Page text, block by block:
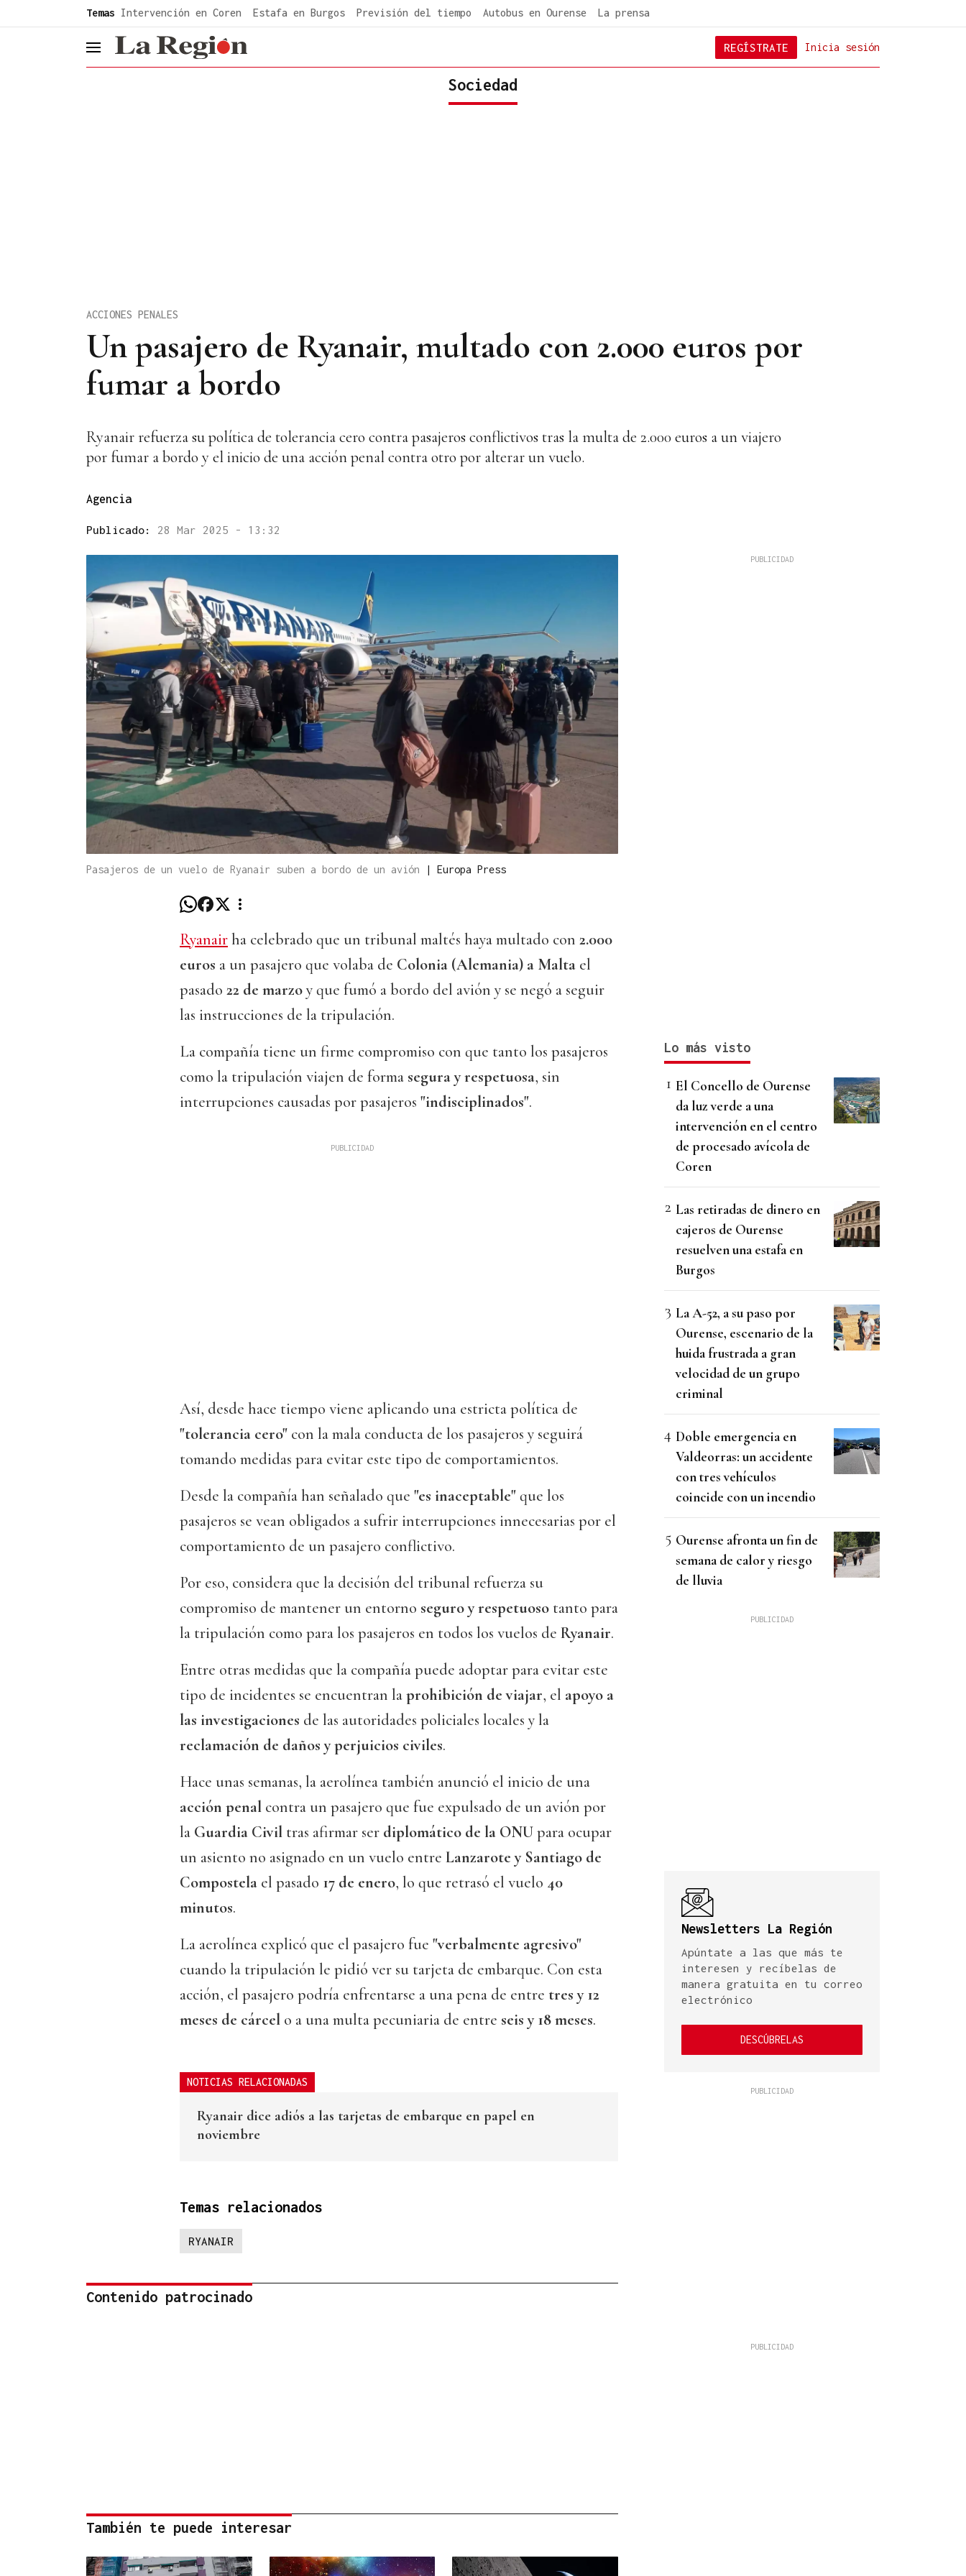
Temas Intervención en Coren Estafa en Burgos Previsión del tiempo Autobus en Ourense La prensa
header.menu.open Inicia sesión
REGÍSTRATE
Sociedad
Un pasajero de Ryanair, multado con 2.000 euros por
fumar a bordo
ACCIONES PENALES
Ryanair refuerza su política de tolerancia cero contra pasajeros conflictivos tras la multa de 2.000 euros a un viajero
por fumar a bordo y el inicio de una acción penal contra otro por alterar un vuelo.
Agencia
Publicado: 28 Mar 2025 - 13:32
Pasajeros de un vuelo de Ryanair suben a bordo de un avión | Europa Press
Ryanairha celebrado que un tribunal maltés haya multado con 2.000
euros a un pasajero que volaba de Colonia (Alemania) a Malta el
pasado 22 de marzoy que fumó a bordo del avión y se negó a seguir
las instrucciones de la tripulación.
La compañía tiene un firme compromiso con que tanto los pasajeros
como la tripulación viajen de forma segura y respetuosa, sin
interrupciones causadas por pasajeros "indisciplinados".
Así, desde hace tiempo viene aplicando una estricta política de
"tolerancia cero" con la mala conducta de los pasajeros y seguirá
tomando medidas para evitar este tipo de comportamientos.
Desde la compañía han señalado que "es inaceptable"que los
pasajeros se vean obligados a sufrir interrupciones innecesarias por el
comportamiento de un pasajero conflictivo.
Por eso, considera que la decisión del tribunal refuerza su
compromiso de mantener un entorno seguro y respetuoso tanto para
la tripulación como para los pasajeros en todos los vuelos de Ryanair.
Entre otras medidas que la compañía puede adoptar para evitar este
tipo de incidentes se encuentran laprohibición de viajar, el apoyo a
las investigaciones de las autoridades policiales locales y la
reclamación de daños y perjuicios civiles.
Hace unas semanas, la aerolínea también anunció el inicio de una
acción penal contra un pasajero que fue expulsado de un avión por
la Guardia Civil tras afirmar ser diplomático de la ONUpara ocupar
un asiento no asignado en un vuelo entre Lanzarote y Santiago de
Compostela el pasado 17 de enero, lo que retrasó el vuelo 40
minutos.
La aerolínea explicó que el pasajero fue "verbalmente agresivo"
cuando la tripulación le pidió ver su tarjeta de embarque. Con esta
acción, el pasajero podría enfrentarse a una pena de entre tres y 12
meses de cárcel o a una multa pecuniaria de entre seis y 18 meses.
NOTICIAS RELACIONADAS
Ryanair dice adiós a las tarjetas de embarque en papel en
noviembre
Temas relacionados
RYANAIR
Contenido patrocinado
También te puede interesar
Lo más visto
El Concello de Ourense
da luz verde a una
intervención en el centro
de procesado avícola de
Coren
Las retiradas de dinero en
cajeros de Ourense
resuelven una estafa en
Burgos
La A-52, a su paso por
Ourense, escenario de la
huida frustrada a gran
velocidad de un grupo
criminal
Doble emergencia en
Valdeorras: un accidente
con tres vehículos
coincide con un incendio
Ourense afronta un fin de
semana de calor y riesgo
de lluvia
Newsletters La Región
Apúntate a las que más te
interesen y recíbelas de
manera gratuita en tu correo
electrónico
DESCÚBRELAS